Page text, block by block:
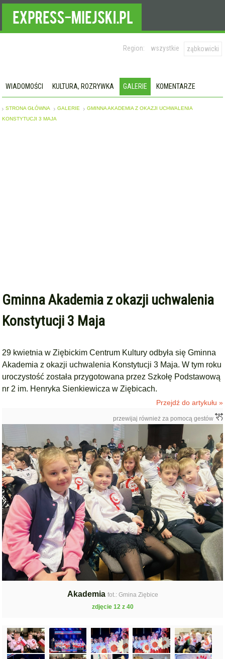
Region: wszystkie ząbkowicki
WIADOMOŚCI KULTURA, ROZRYWKA GALERIE KOMENTARZE
STRONA GŁÓWNA GALERIE
GMINNA AKADEMIA Z OKAZJI UCHWALENIA
KONSTYTUCJI 3 MAJA
Gminna Akademia z okazji uchwalenia
Konstytucji 3 Maja
29 kwietnia w Ziębickim Centrum Kultury odbyła się Gminna
Akademia z okazji uchwalenia Konstytucji 3 Maja. W tym roku
uroczystość została przygotowana przez Szkołę Podstawową
nr 2 im. Henryka Sienkiewicza w Ziębicach.
Przejdź do artykułu »
przewijaj również za pomocą gestów
Akademia fot.: Gmina Ziębice
zdjęcie 12 z 40